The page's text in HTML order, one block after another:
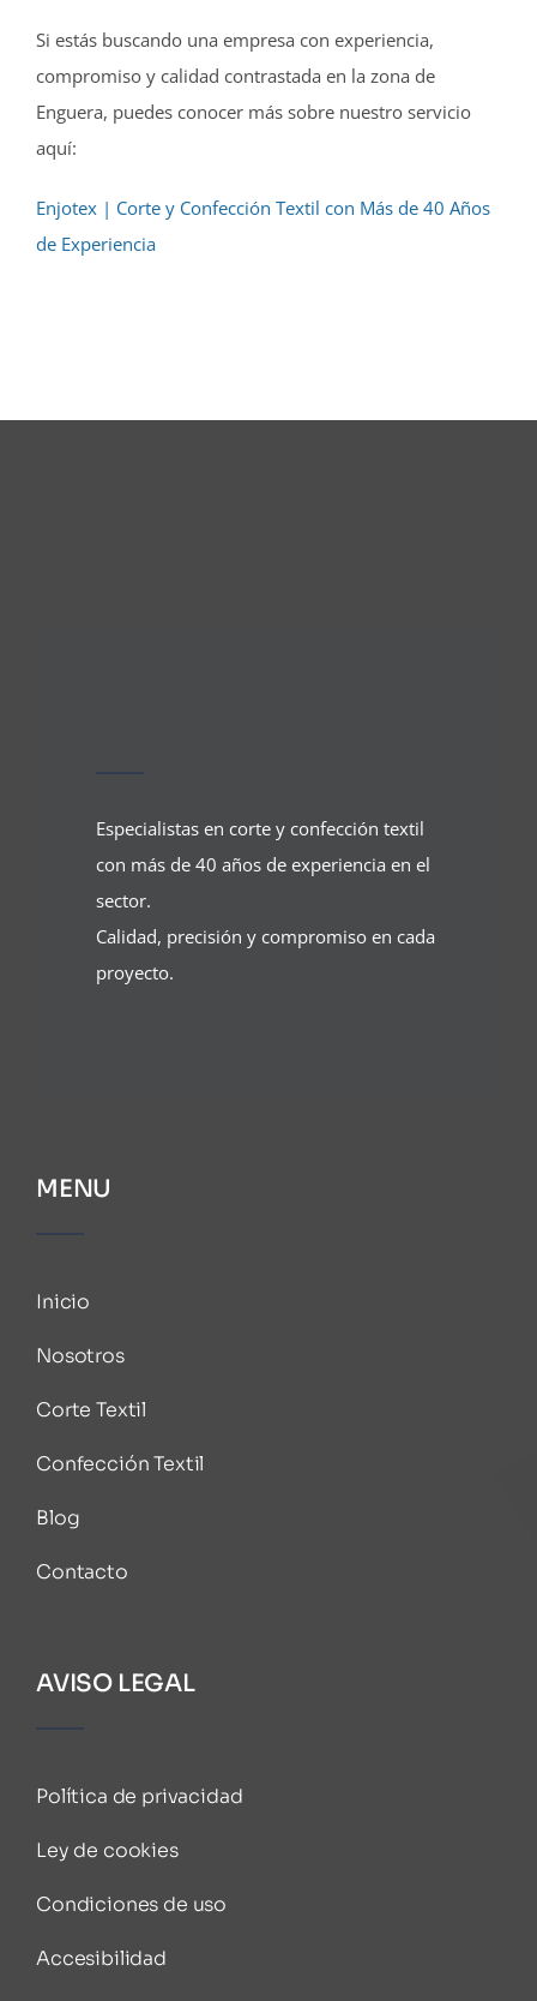
Si estás buscando una empresa con experiencia,
compromiso y calidad contrastada en la zona de
Enguera, puedes conocer más sobre nuestro servicio
aquí:
Enjotex | Corte y Confección Textil con Más de 40 Años
de Experiencia
Especialistas en corte y confección textil
con más de 40 años de experiencia en el
sector.
Calidad, precisión y compromiso en cada
proyecto.
MENU
Inicio
Nosotros
Corte Textil
Confección Textil
Blog
Contacto
AVISO LEGAL
Política de privacidad
Ley de cookies
Condiciones de uso
Accesibilidad